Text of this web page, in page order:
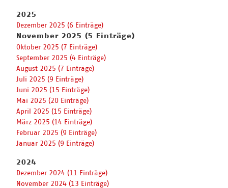
2025
Dezember 2025 (6 Einträge)
November 2025 (5 Einträge)
Oktober 2025 (7 Einträge)
September 2025 (4 Einträge)
August 2025 (7 Einträge)
Juli 2025 (9 Einträge)
Juni 2025 (15 Einträge)
Mai 2025 (20 Einträge)
April 2025 (15 Einträge)
März 2025 (14 Einträge)
Februar 2025 (9 Einträge)
Januar 2025 (9 Einträge)
2024
Dezember 2024 (11 Einträge)
November 2024 (13 Einträge)